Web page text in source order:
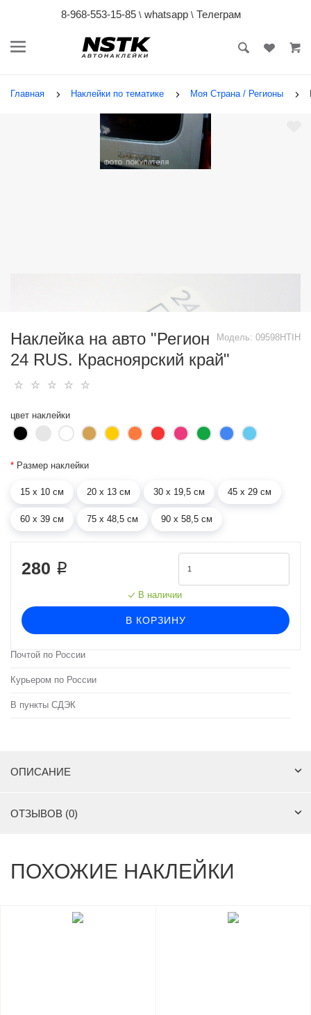
8-968-553-15-85 \ whatsapp\ Телеграм
Главная Наклейки по тематике Моя Страна / Регионы
Модель: 09598HTIH
Наклейка на авто "Регион
24 RUS. Красноярский край"
цвет наклейки
* Размер наклейки
15 х 10 см 20 х 13 см 30 х 19,5 см 45 х 29 см
60 х 39 см 75 х 48,5 см 90 х 58,5 см
280 ₽
В наличии
В КОРЗИНУ
Почтой по России
Курьером по России
В пункты СДЭК
ОПИСАНИЕ
ОТЗЫВОВ (0)
ПОХОЖИЕ НАКЛЕЙКИ